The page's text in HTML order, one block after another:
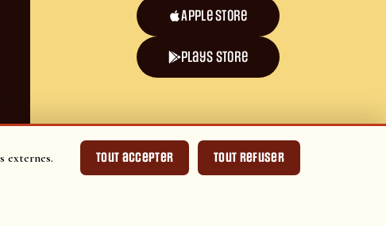
externes.
Tout accepter Tout refuser
Apple Store
plays store